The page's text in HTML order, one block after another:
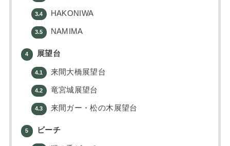
3.4 HAKONIWA
3.5 NAMIMA
4 展望台
4.1 来間大橋展望台
4.2 竜宮城展望台
4.3 来間ガー・松の木展望台
5 ビーチ